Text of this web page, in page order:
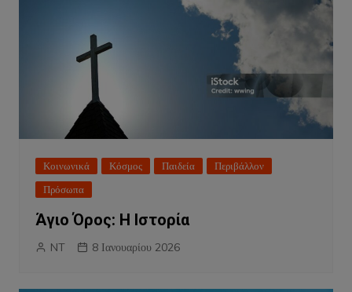
Κοινωνικά Κόσμος Παιδεία
Περιβάλλον
Πρόσωπα
Άγιο Όρος: Η Ιστορία
NT 8 Ιανουαρίου 2026